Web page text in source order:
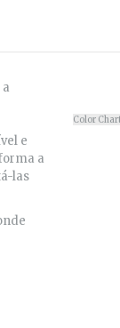
e
a
las
Color